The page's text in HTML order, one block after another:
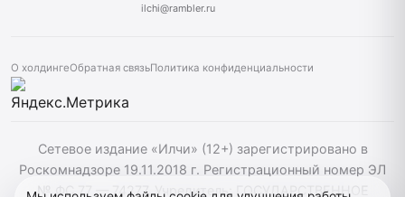
ilchi@rambler.ru
О холдингеОбратная связьПолитика конфиденциальности
Сетевое издание «Илчи» (12+) зарегистрировано в
Роскомнадзоре 19.11.2018 г. Регистрационный номер ЭЛ
№ ФС 77 — 74277. Учредитель: ГОСУДАРСТВЕННОЕ